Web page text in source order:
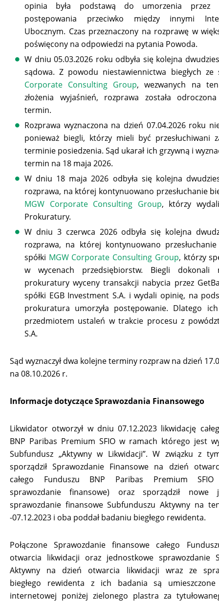
opinia była podstawą do umorzenia przez
postępowania przeciwko między innymi
Ubocznym. Czas przeznaczony na rozprawę w
poświęcony na odpowiedzi na pytania Powoda.
W dniu 05.03.2026 roku odbyła się kolejna
sądowa. Z powodu niestawiennictwa biegłych ze
Corporate Consulting Group, wezwanych na
złożenia wyjaśnień, rozprawa została
termin.
Rozprawa wyznaczona na dzień 07.04.2026 roku
ponieważ biegli, którzy mieli być przesłuchiwani
terminie posiedzenia. Sąd ukarał ich grzywną i
termin na 18 maja 2026.
W dniu 18 maja 2026 odbyła się kolejna
rozprawa, na której kontynuowano przesłuchanie
MGW Corporate Consulting Group, którzy
Prokuratury.
W dniu 3 czerwca 2026 odbyła się kolejna
rozprawa, na której kontynuowano przesłuchanie
spółki MGW Corporate Consulting Group, którzy
w wycenach przedsiębiorstw. Biegli dokonali
prokuratury wyceny transakcji nabycia przez
spółki EGB Investment S.A. i wydali opinię, na
prokuratura umorzyła postępowanie. Dlatego
przedmiotem ustaleń w trakcie procesu z
S.A.
Sąd wyznaczył dwa kolejne terminy rozpraw na dzień
na 08.10.2026 r.
Informacje dotyczące Sprawozdania Finansowego
Likwidator otworzył w dniu 07.12.2023 likwidację
BNP Paribas Premium SFIO w ramach którego jest
Subfundusz „Aktywny w Likwidacji”. W związku z
sporządził Sprawozdanie Finansowe na dzień
całego Funduszu BNP Paribas Premium SFIO
sprawozdanie finansowe) oraz sporządził nowe
sprawozdanie finansowe Subfunduszu Aktywny na
-07.12.2023 i oba poddał badaniu biegłego rewidenta.
Połączone Sprawozdanie finansowe całego
otwarcia likwidacji oraz jednostkowe sprawozdanie
Aktywny na dzień otwarcia likwidacji wraz ze
biegłego rewidenta z ich badania są
internetowej poniżej zielonego plastra za